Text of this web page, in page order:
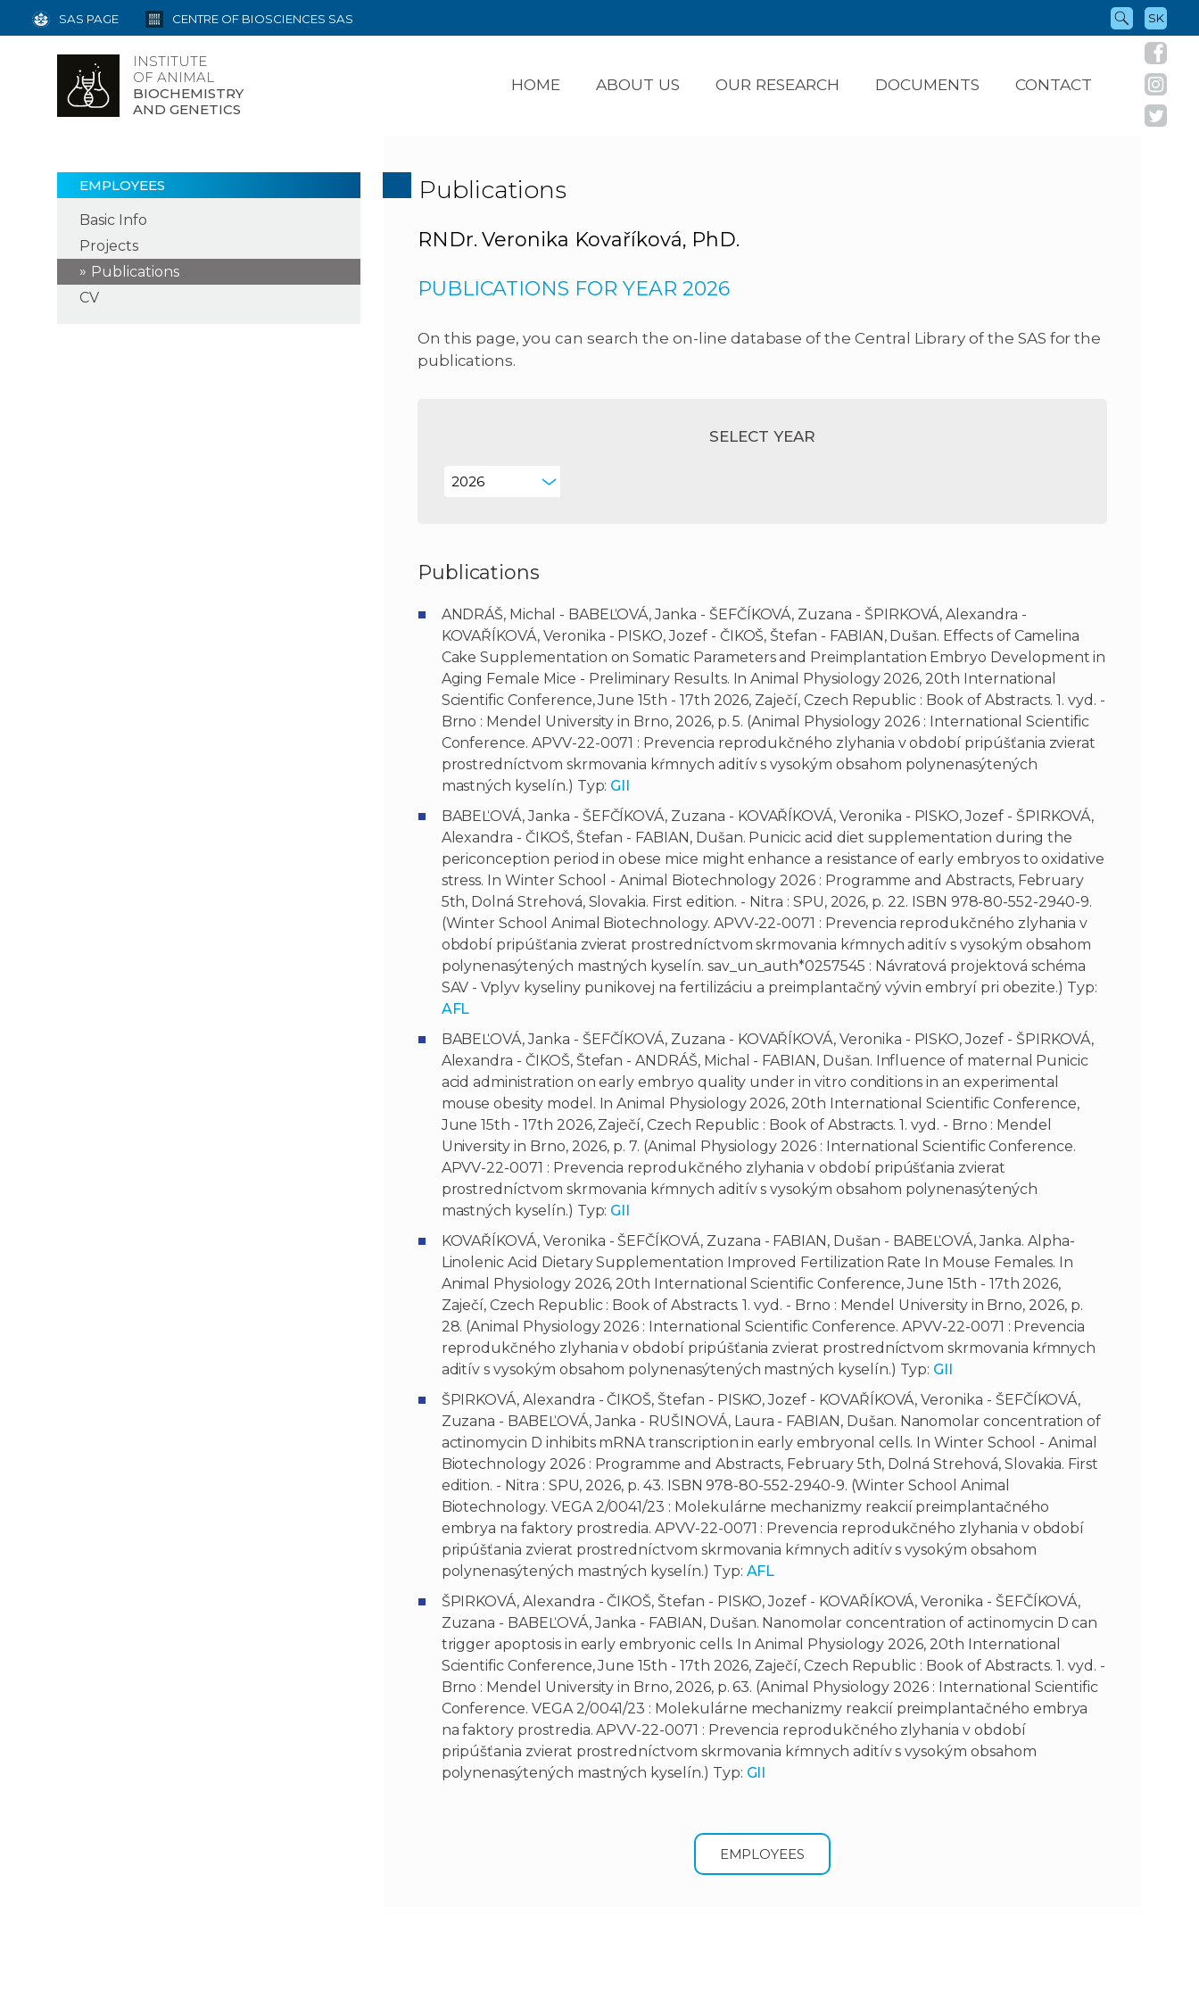
INSTITUTE
OF ANIMAL
BIOCHEMISTRY
AND GENETICS
HOME ABOUT US OUR RESEARCH DOCUMENTS CONTACT
SAS PAGE CENTRE OF BIOSCIENCES SAS SK
EMPLOYEES
Basic Info
Projects
Publications
CV
Publications
RNDr. Veronika Kovaříková, PhD.
PUBLICATIONS FOR YEAR 2026
On this page, you can search the on-line database of the Central Library of the SAS for the
publications.
SELECT YEAR
Publications
ANDRÁŠ, Michal - BABEĽOVÁ, Janka - ŠEFČÍKOVÁ, Zuzana - ŠPIRKOVÁ, Alexandra -
KOVAŘÍKOVÁ, Veronika - PISKO, Jozef - ČIKOŠ, Štefan - FABIAN, Dušan. Effects of Camelina
Cake Supplementation on Somatic Parameters and Preimplantation Embryo Development in
Aging Female Mice - Preliminary Results. In Animal Physiology 2026, 20th International
Scientific Conference, June 15th - 17th 2026, Zaječí, Czech Republic : Book of Abstracts. 1. vyd. -
Brno : Mendel University in Brno, 2026, p. 5. (Animal Physiology 2026 : International Scientific
Conference. APVV-22-0071 : Prevencia reprodukčného zlyhania v období pripúšťania zvierat
prostredníctvom skrmovania kŕmnych aditív s vysokým obsahom polynenasýtených
mastných kyselín.) Typ: GII
BABEĽOVÁ, Janka - ŠEFČÍKOVÁ, Zuzana - KOVAŘÍKOVÁ, Veronika - PISKO, Jozef - ŠPIRKOVÁ,
Alexandra - ČIKOŠ, Štefan - FABIAN, Dušan. Punicic acid diet supplementation during the
periconception period in obese mice might enhance a resistance of early embryos to oxidative
stress. In Winter School - Animal Biotechnology 2026 : Programme and Abstracts, February
5th, Dolná Strehová, Slovakia. First edition. - Nitra : SPU, 2026, p. 22. ISBN 978-80-552-2940-9.
(Winter School Animal Biotechnology. APVV-22-0071 : Prevencia reprodukčného zlyhania v
období pripúšťania zvierat prostredníctvom skrmovania kŕmnych aditív s vysokým obsahom
polynenasýtených mastných kyselín. sav_un_auth*0257545 : Návratová projektová schéma
SAV - Vplyv kyseliny punikovej na fertilizáciu a preimplantačný vývin embryí pri obezite.) Typ:
AFL
BABEĽOVÁ, Janka - ŠEFČÍKOVÁ, Zuzana - KOVAŘÍKOVÁ, Veronika - PISKO, Jozef - ŠPIRKOVÁ,
Alexandra - ČIKOŠ, Štefan - ANDRÁŠ, Michal - FABIAN, Dušan. Influence of maternal Punicic
acid administration on early embryo quality under in vitro conditions in an experimental
mouse obesity model. In Animal Physiology 2026, 20th International Scientific Conference,
June 15th - 17th 2026, Zaječí, Czech Republic : Book of Abstracts. 1. vyd. - Brno : Mendel
University in Brno, 2026, p. 7. (Animal Physiology 2026 : International Scientific Conference.
APVV-22-0071 : Prevencia reprodukčného zlyhania v období pripúšťania zvierat
prostredníctvom skrmovania kŕmnych aditív s vysokým obsahom polynenasýtených
mastných kyselín.) Typ: GII
KOVAŘÍKOVÁ, Veronika - ŠEFČÍKOVÁ, Zuzana - FABIAN, Dušan - BABEĽOVÁ, Janka. Alpha-
Linolenic Acid Dietary Supplementation Improved Fertilization Rate In Mouse Females. In
Animal Physiology 2026, 20th International Scientific Conference, June 15th - 17th 2026,
Zaječí, Czech Republic : Book of Abstracts. 1. vyd. - Brno : Mendel University in Brno, 2026, p.
28. (Animal Physiology 2026 : International Scientific Conference. APVV-22-0071 : Prevencia
reprodukčného zlyhania v období pripúšťania zvierat prostredníctvom skrmovania kŕmnych
aditív s vysokým obsahom polynenasýtených mastných kyselín.) Typ: GII
ŠPIRKOVÁ, Alexandra - ČIKOŠ, Štefan - PISKO, Jozef - KOVAŘÍKOVÁ, Veronika - ŠEFČÍKOVÁ,
Zuzana - BABEĽOVÁ, Janka - RUŠINOVÁ, Laura - FABIAN, Dušan. Nanomolar concentration of
actinomycin D inhibits mRNA transcription in early embryonal cells. In Winter School - Animal
Biotechnology 2026 : Programme and Abstracts, February 5th, Dolná Strehová, Slovakia. First
edition. - Nitra : SPU, 2026, p. 43. ISBN 978-80-552-2940-9. (Winter School Animal
Biotechnology. VEGA 2/0041/23 : Molekulárne mechanizmy reakcií preimplantačného
embrya na faktory prostredia. APVV-22-0071 : Prevencia reprodukčného zlyhania v období
pripúšťania zvierat prostredníctvom skrmovania kŕmnych aditív s vysokým obsahom
polynenasýtených mastných kyselín.) Typ: AFL
ŠPIRKOVÁ, Alexandra - ČIKOŠ, Štefan - PISKO, Jozef - KOVAŘÍKOVÁ, Veronika - ŠEFČÍKOVÁ,
Zuzana - BABEĽOVÁ, Janka - FABIAN, Dušan. Nanomolar concentration of actinomycin D can
trigger apoptosis in early embryonic cells. In Animal Physiology 2026, 20th International
Scientific Conference, June 15th - 17th 2026, Zaječí, Czech Republic : Book of Abstracts. 1. vyd. -
Brno : Mendel University in Brno, 2026, p. 63. (Animal Physiology 2026 : International Scientific
Conference. VEGA 2/0041/23 : Molekulárne mechanizmy reakcií preimplantačného embrya
na faktory prostredia. APVV-22-0071 : Prevencia reprodukčného zlyhania v období
pripúšťania zvierat prostredníctvom skrmovania kŕmnych aditív s vysokým obsahom
polynenasýtených mastných kyselín.) Typ: GII
EMPLOYEES